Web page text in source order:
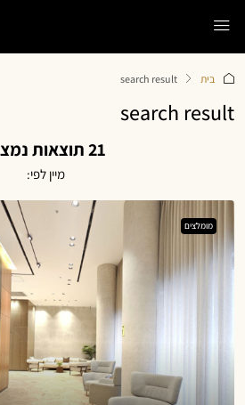
בית search result
search result
21 תוצאות נמצאו
מיין לפי:
מומלצים